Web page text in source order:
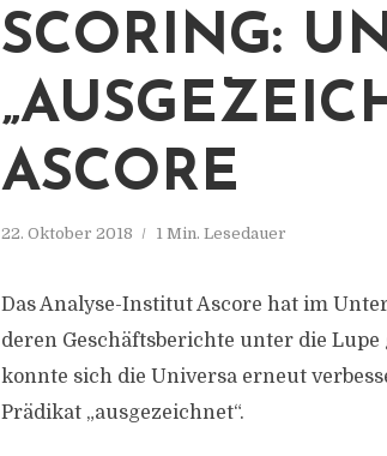
SCORING:
ASCORE
22. Oktober 2018 1 Min. Lesedauer
Das Analyse-Institut Ascore hat im
deren Geschäftsberichte unter die
konnte sich die Universa erneut
Prädikat „ausgezeichnet“.